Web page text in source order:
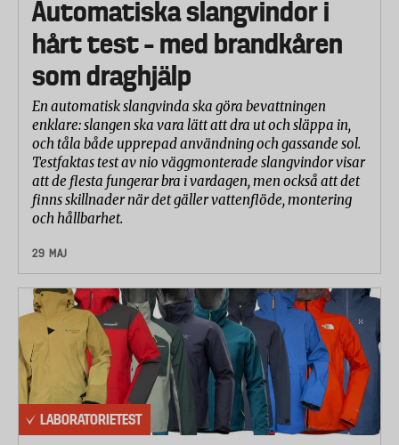
Automatiska slangvindor i
hårt test – med brandkåren
som draghjälp
En automatisk slangvinda ska göra bevattningen
enklare: slangen ska vara lätt att dra ut och släppa in,
och tåla både upprepad användning och gassande sol.
Testfaktas test av nio väggmonterade slangvindor visar
att de flesta fungerar bra i vardagen, men också att det
finns skillnader när det gäller vattenflöde, montering
och hållbarhet.
29 MAJ
LABORATORIETEST